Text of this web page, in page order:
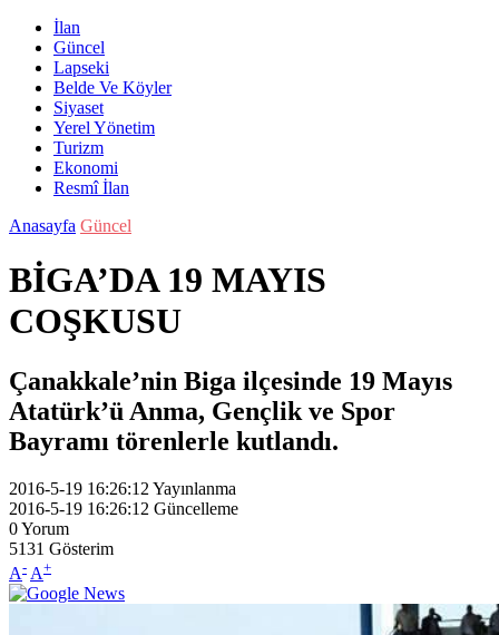
İlan
Güncel
Lapseki
Belde Ve Köyler
Siyaset
Yerel Yönetim
Turizm
Ekonomi
Resmî İlan
Anasayfa Güncel
BİGA’DA 19 MAYIS
COŞKUSU
Çanakkale’nin Biga ilçesinde 19 Mayıs
Atatürk’ü Anma, Gençlik ve Spor
Bayramı törenlerle kutlandı.
2016-5-19 16:26:12 Yayınlanma
2016-5-19 16:26:12 Güncelleme
0Yorum
5131 Gösterim
A- A+